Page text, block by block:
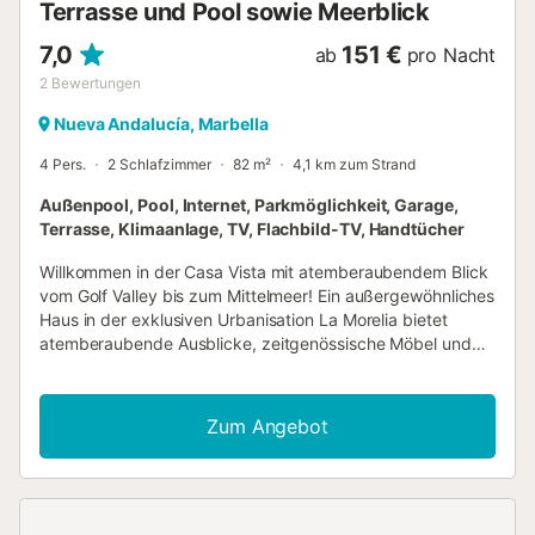
Terrasse und Pool sowie Meerblick
7,0
2 Bewertungen
ab 151 € pro Nacht
Nueva Andalucía, Marbella
4 Pers. 2 Schlafzimmer 82 m² 4,1 km zum Strand
Außenpool, Pool, Internet, Parkmöglichkeit, Garage,
Terrasse, Klimaanlage, TV, Flachbild-TV, Handtücher
Willkommen in der Casa Vista mit atemberaubendem Blick
vom Golf Valley bis zum Mittelmeer! Ein außergewöhnliches
Haus in der exklusiven Urbanisation La Morelia bietet
atemberaubende Ausblicke, zeitgenössische Möbel und
wundervollen Außenbereichen, die mit einem privaten
Tauchbecken ausgestattet sind und auf die weiten
Landschaften blicken, um Ihnen das Beste des Lebens in
Marbella zu bieten! Das Haus verfügt über 2 Schlafzimmer,
Zum Angebot